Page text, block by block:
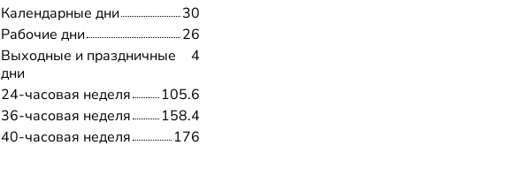
Календарные дни
30
Рабочие дни
26
Выходные и праздничные
дни
4
24-часовая неделя
105.6
36-часовая неделя
158.4
40-часовая неделя
176